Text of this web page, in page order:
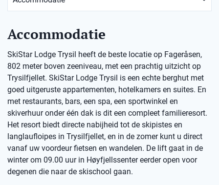
Accommodatie
SkiStar Lodge Trysil heeft de beste locatie op Fageråsen,
802 meter boven zeeniveau, met een prachtig uitzicht op
Trysilfjellet. SkiStar Lodge Trysil is een echte berghut met
goed uitgeruste appartementen, hotelkamers en suites. En
met restaurants, bars, een spa, een sportwinkel en
skiverhuur onder één dak is dit een compleet familieresort.
Het resort biedt directe nabijheid tot de skipistes en
langlaufloipes in Trysilfjellet, en in de zomer kunt u direct
vanaf uw voordeur fietsen en wandelen. De lift gaat in de
winter om 09.00 uur in Høyfjellssenter eerder open voor
degenen die naar de skischool gaan.